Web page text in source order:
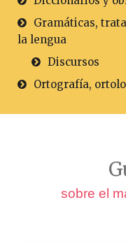
Gramáticas,
la lengua
Discursos
Ortografía,
sobre el